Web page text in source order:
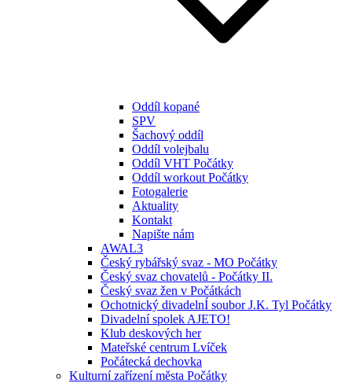
Oddíl kopané
SPV
Šachový oddíl
Oddíl volejbalu
Oddíl VHT Počátky
Oddíl workout Počátky
Fotogalerie
Aktuality
Kontakt
Napište nám
AWAL3
Český rybářský svaz - MO Počátky
Český svaz chovatelů - Počátky II.
Český svaz žen v Počátkách
Ochotnický divadelnÍ soubor J.K. Tyl Počátky
Divadelní spolek AJETO!
Klub deskových her
Mateřské centrum Lvíček
Počátecká dechovka
Kulturní zařízení města Počátky